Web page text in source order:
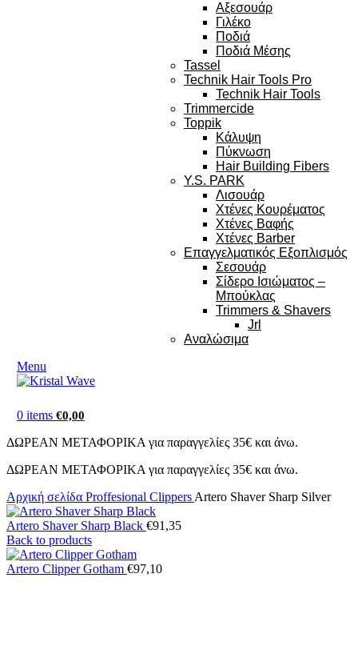
Αξεσουάρ
Γιλέκο
Ποδιά
Ποδιά Μέσης
Tassel
Technik Hair Tools Pro
Technik Hair Tools
Trimmercide
Toppik
Κάλυψη
Πύκνωση
Hair Building Fibers
Y.S. PARK
Λισουάρ
Χτένες Κουρέματος
Χτένες Βαφής
Χτένες Barber
Επαγγελματικός Εξοπλισμός
Σεσουάρ
Σίδερο Ισιώματος –
Μπούκλας
Trimmers & Shavers
Jrl
Αναλώσιμα
Menu
0 items €0,00
ΔΩΡΕΑΝ ΜΕΤΑΦΟΡΙΚΑ για παραγγελίες 35€ και άνω.
ΔΩΡΕΑΝ ΜΕΤΑΦΟΡΙΚΑ για παραγγελίες 35€ και άνω.
Αρχική σελίδα Proffesional Clippers Artero Shaver Sharp Silver
Artero Shaver Sharp Black €91,35
Back to products
Artero Clipper Gotham €97,10